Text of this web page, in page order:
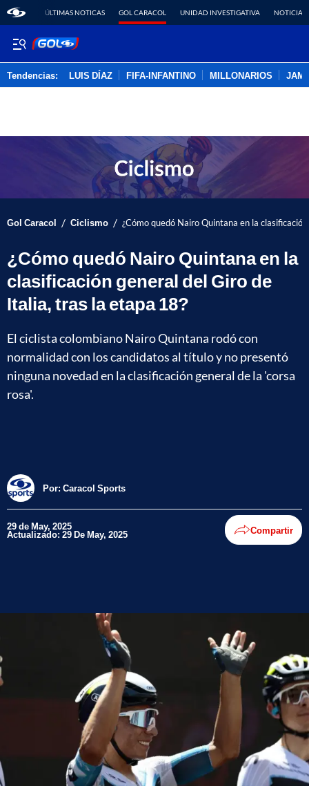
ÚLTIMAS NOTICAS GOL CARACOL UNIDAD INVESTIGATIVA NOTICIAS
Tendencias: LUIS DÍAZ FIFA-INFANTINO MILLONARIOS
Gol Caracol / Ciclismo / ¿Cómo quedó Nairo Quintana en la
¿Cómo quedó Nairo Quintana en la
clasificación general del Giro de
Italia, tras la etapa 18?
El ciclista colombiano Nairo Quintana rodó con
normalidad con los candidatos al título y no presentó
ninguna novedad en la clasificación general de la 'corsa
rosa'.
Por: Caracol Sports
29 de May, 2025
Actualizado: 29 De May, 2025 Compartir